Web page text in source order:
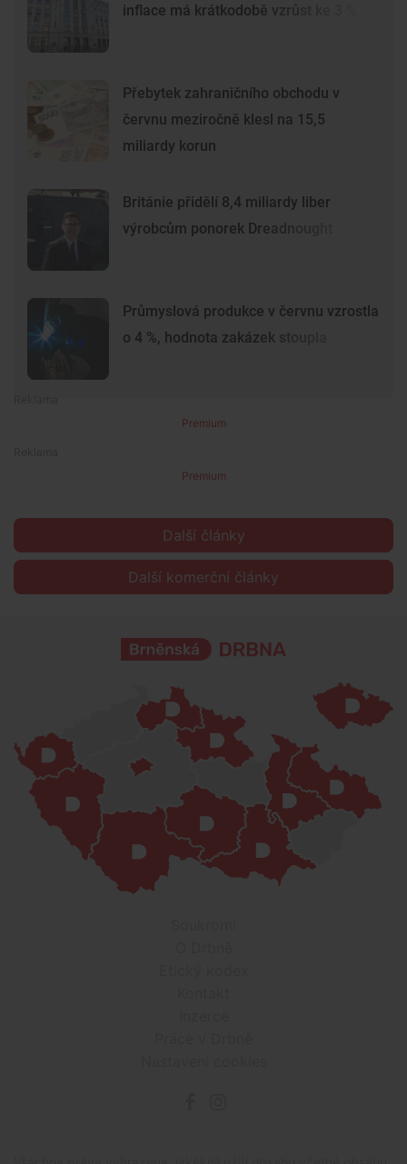
inflace má krátkodobě vzrůst ke 3 %
Přebytek zahraničního obchodu v
červnu meziročně klesl na 15,5
miliardy korun
Británie přidělí 8,4 miliardy liber
výrobcům ponorek Dreadnought
Průmyslová produkce v červnu vzrostla
o 4 %, hodnota zakázek stoupla
Premium
Premium
Další články
Další komerční články